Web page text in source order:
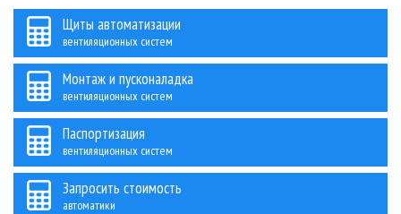
Щиты автоматизации
вентиляционных систем
Монтаж и пусконаладка
вентиляционных систем
Паспортизация
вентиляционных систем
Запросить стоимость
автоматики